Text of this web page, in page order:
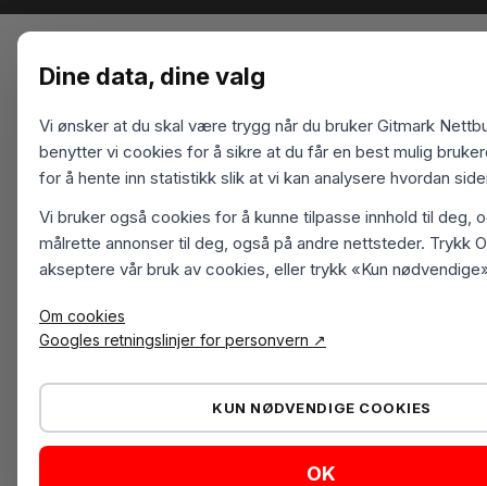
Dine data, dine valg
Vi ønsker at du skal være trygg når du bruker Gitmark
benytter vi cookies for å sikre at du får en best mulig
for å hente inn statistikk slik at vi kan analysere hvordan
Vi bruker også cookies for å kunne tilpasse innhold til deg,
målrette annonser til deg, også på andre nettsteder. Trykk
akseptere vår bruk av cookies, eller trykk «Kun
Om cookies
Googles retningslinjer for personvern ↗
KUN NØDVENDIGE COOKIES
OK